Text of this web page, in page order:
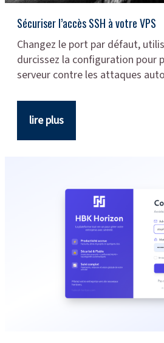
Sécuriser l’accès SSH à votre VPS
Changez le port par défaut,
durcissez la configuration pour
serveur contre les attaques
lire plus